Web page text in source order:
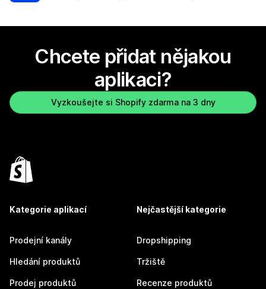
Chcete přidat nějakou
aplikaci?
Vyzkoušejte si Shopify zdarma na 3 dny
Kategorie aplikací
Prodejní kanály
Hledání produktů
Prodej produktů
Nejčastější kategorie
Dropshipping
Tržiště
Recenze produktů